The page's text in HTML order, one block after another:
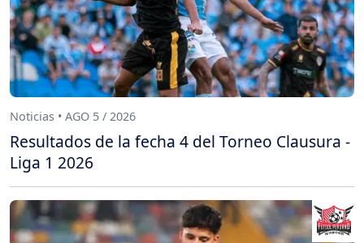
Noticias • AGO 5 / 2026
Resultados de la fecha 4 del Torneo Clausura -
Liga 1 2026